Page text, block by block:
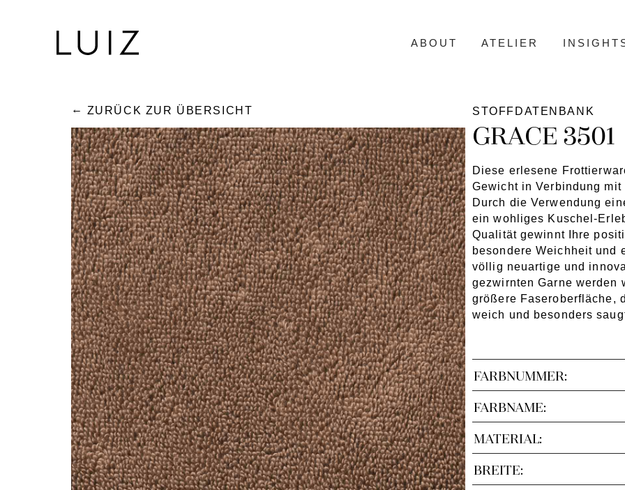
ABOUT ATELIER
ZURÜCK ZUR ÜBERSICHT STOFFDATENBANK
GRACE 3501
Diese erlesene
Gewicht in Verbindung
Durch die Verwendung
ein wohliges Kuschel-
Qualität gewinnt Ihre
besondere Weichheit und
völlig neuartige und
gezwirnten Garne werden
größere Faseroberfläche,
weich und besonders
FARBNUMMER:
FARBNAME:
MATERIAL:
BREITE: